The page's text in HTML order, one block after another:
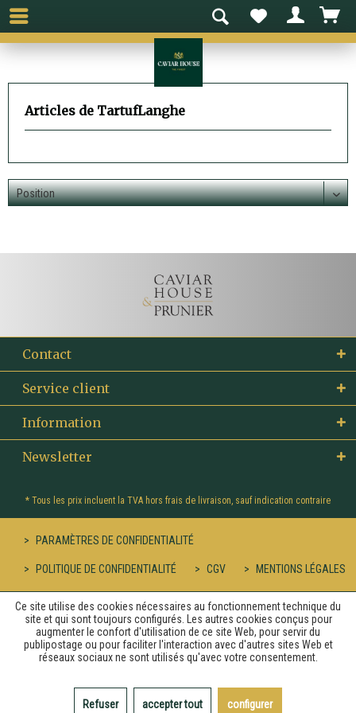
Articles de TartufLanghe
Contact
Service client
Information
Newsletter
* Tous les prix incluent la TVA hors frais de livraison, sauf indication contraire
PARAMÈTRES DE CONFIDENTIALITÉ
POLITIQUE DE CONFIDENTIALITÉ CGV MENTIONS LÉGALES
Ce site utilise des cookies nécessaires au fonctionnement technique du
site et qui sont toujours configurés. Les autres cookies conçus pour
augmenter le confort d'utilisation de ce site Web, pour servir du
publipostage ou pour faciliter l'interaction avec d'autres sites Web et
réseaux sociaux ne sont utilisés qu'avec votre consentement.
Refuser accepter tout configurer